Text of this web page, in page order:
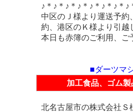
♪＊♪＊♪＊♪＊♪＊♪＊♪＊
中区のＪ様より運送予
約、港区のＫ様より引越
本日も赤簿のご利用、ご
■ダーツマ
加工食品、ゴム
北名古屋市の株式会社Ｓ